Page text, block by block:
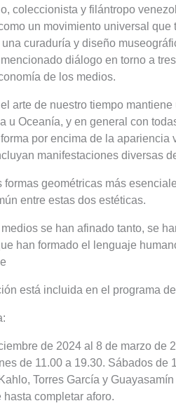
coleccionista y filántropo
un movimiento universal
curaduría y diseño
diálogo en torno a
de los medios.
arte de nuestro tiempo
u Oceanía, y en general con
por encima de la
manifestaciones diversas
formas geométricas más
entre estas dos estéticas.
se han afinado tanto, se
han formado el lenguaje
está incluida en el programa
de 2024 al 8 de marzo de
de 11.00 a 19.30. Sábados de
Torres García y
hasta completar aforo.